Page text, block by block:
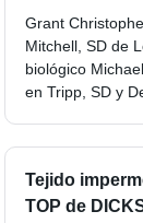
Grant
Mitchell, SD de
biológico
en Tripp, SD y
Tejido
TOP de